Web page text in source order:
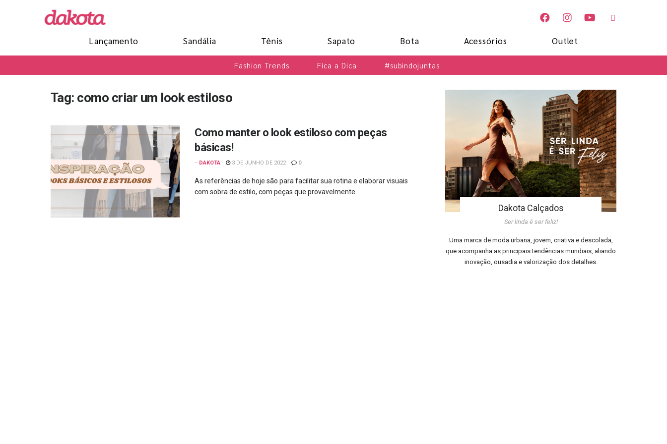
Lançamento Sandália Tênis Sapato Bota Acessórios Outlet
Fashion Trends Fica a Dica #subindojuntas
Tag: como criar um look estiloso
Como manter o look estiloso com peças
básicas!
-- DAKOTA 3 DE JUNHO DE 2022 0
As referências de hoje são para facilitar sua rotina e elaborar visuais
com sobra de estilo, com peças que provavelmente ...
Dakota Calçados
Ser linda é ser feliz!
Uma marca de moda urbana, jovem, criativa e descolada,
que acompanha as principais tendências mundiais, aliando
inovação, ousadia e valorização dos detalhes.